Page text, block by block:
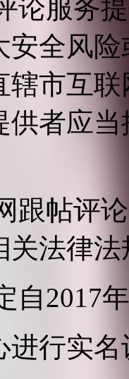
论服务
安全风
辖市互
供者应
跟帖评
关法律
自2017
进行实名